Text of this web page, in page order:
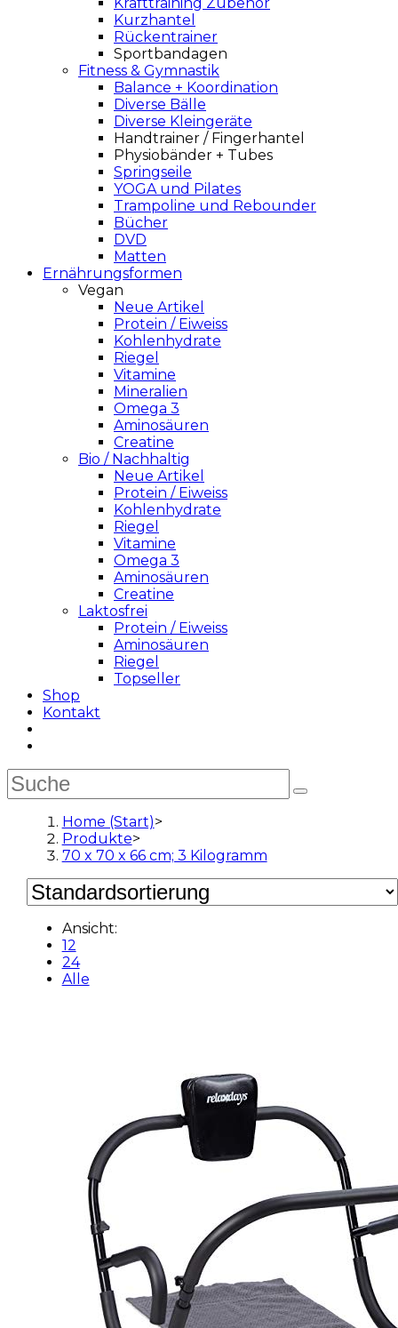
Kurzhantel
Rückentrainer
Sportbandagen
Fitness & Gymnastik
Balance + Koordination
Diverse Bälle
Diverse Kleingeräte
Handtrainer / Fingerhantel
Physiobänder + Tubes
Springseile
YOGA und Pilates
Trampoline und Rebounder
Bücher
DVD
Matten
Ernährungsformen
Vegan
Neue Artikel
Protein / Eiweiss
Kohlenhydrate
Riegel
Vitamine
Mineralien
Omega 3
Aminosäuren
Creatine
Bio / Nachhaltig
Neue Artikel
Protein / Eiweiss
Kohlenhydrate
Riegel
Vitamine
Omega 3
Aminosäuren
Creatine
Laktosfrei
Protein / Eiweiss
Aminosäuren
Riegel
Topseller
Shop
Kontakt
Home (Start)>
Produkte>
70 x 70 x 66 cm; 3 Kilogramm
Ansicht:
12
24
Alle